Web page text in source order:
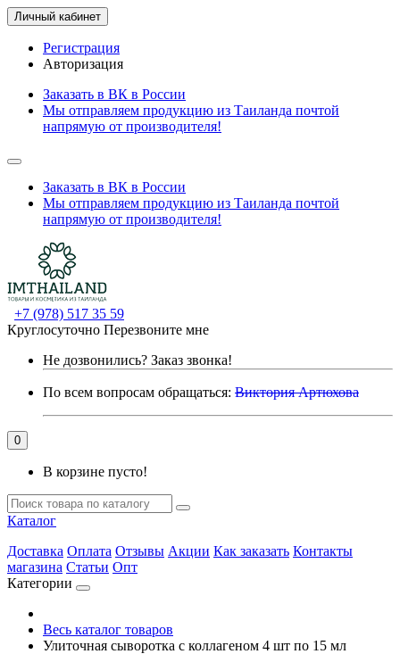
Личный кабинет
Регистрация
Авторизация
Заказать в ВК в России
Мы отправляем продукцию из Таиланда почтой
напрямую от производителя!
Заказать в ВК в России
Мы отправляем продукцию из Таиланда почтой
напрямую от производителя!
+7 (978) 517 35 59
Круглосуточно Перезвоните мне
Не дозвонились? Заказ звонка!
По всем вопросам обращаться: Виктория Артюхова
0
В корзине пусто!
Каталог
Доставка Оплата Отзывы Акции Как заказать Контакты
магазина Статьи Опт
Категории
Весь каталог товаров
Улиточная сыворотка с коллагеном 4 шт по 15 мл